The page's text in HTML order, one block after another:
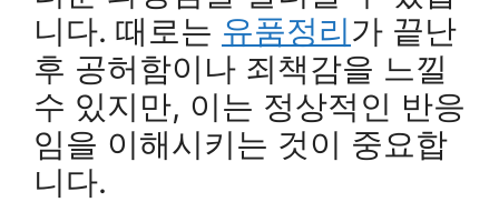
니다. 때로는 유품정리가 끝난
후 공허함이나 죄책감을 느낄
수 있지만, 이는 정상적인 반응
임을 이해시키는 것이 중요합
니다.